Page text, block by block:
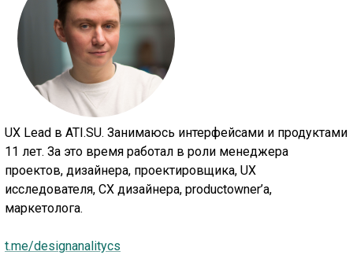
UX Lead в ATI.SU. Занимаюсь интерфейсами и продуктами
11 лет. За это время работал в роли менеджера
проектов, дизайнера, проектировщика, UX
исследователя, CX дизайнера, productowner’а,
маркетолога.
t.me/designanalitycs